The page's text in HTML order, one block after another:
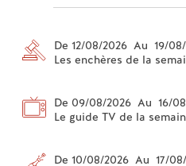
De 12/08/2026 Au 19/
Les enchères de la
De 09/08/2026 Au 16/
Le guide TV de la
De 10/08/2026 Au 17/